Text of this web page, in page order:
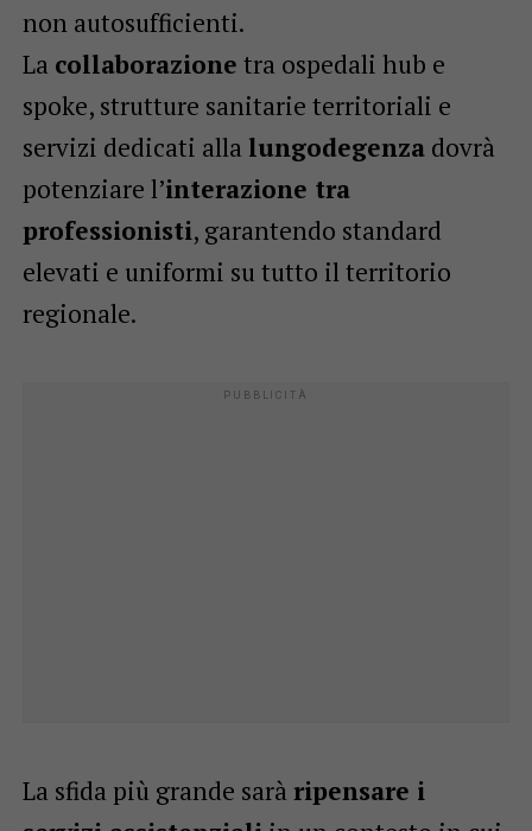
non autosufficienti.
La collaborazione tra ospedali hub e
spoke, strutture sanitarie territoriali e
servizi dedicati alla lungodegenzadovrà
potenziare l’interazione tra
professionisti, garantendo standard
elevati e uniformi su tutto il territorio
regionale.
La sfida più grande sarà ripensare i